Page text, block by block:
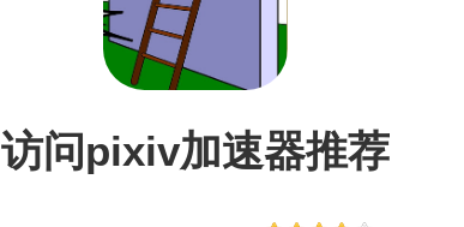
访问pixiv加速器推荐